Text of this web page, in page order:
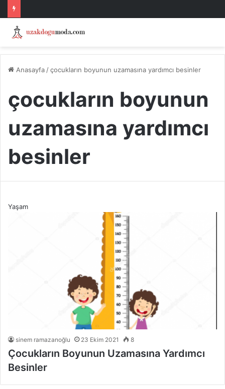
Anasayfa /çocukların boyunun uzamasına yardımcı besinler
çocukların boyunun
uzamasına yardımcı
besinler
Yaşam
sinem ramazanoğlu 23 Ekim 2021 8
Çocukların Boyunun Uzamasına Yardımcı
Besinler